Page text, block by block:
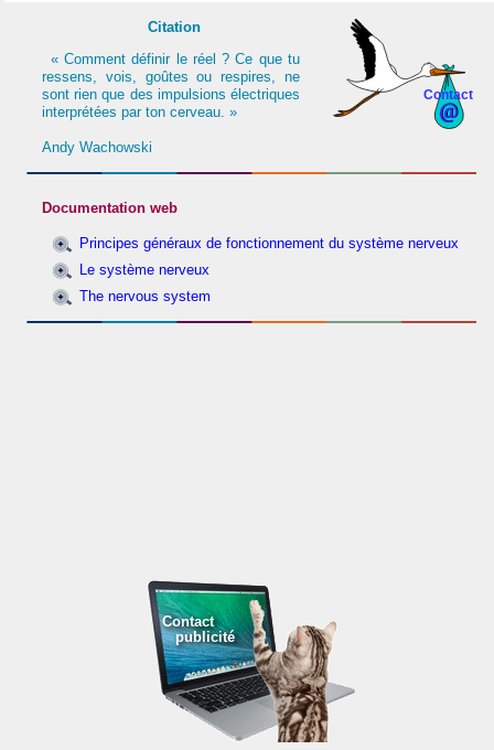
Contact
Citation
« Comment définir le réel ? Ce que tu
ressens, vois, goûtes ou respires, ne
sont rien que des impulsions électriques
interprétées par ton cerveau. »
Andy Wachowski
Documentation web
Principes généraux de fonctionnement du système nerveux
Le système nerveux
The nervous system
Contact
publicité